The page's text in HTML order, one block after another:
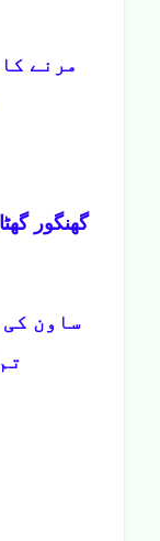
مرنے
گھنگور
ساون